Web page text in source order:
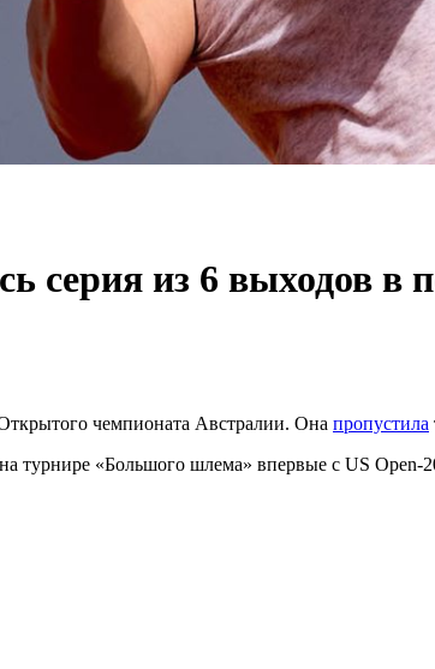
серия из 6 выходов в
чемпионата Австралии. Она пропустила
турнире «Большого шлема» впервые с US